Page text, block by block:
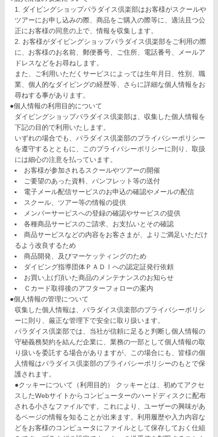
ダイビングショップパラダイス倶楽部はお客様がスクールや
ツアーにお申し込みの際、商品をご購入の際等に、適法且つ公
正にお客様の同意の上で、情報を収集します。
お客様がダイビングショップパラダイス倶楽部をご利用の際
に、お客様のお名前、郵便番号、ご住所、電話番号、メールア
ドレスなどをお尋ねします。
また、ご利用いただくサービスによっては生年月日、性別、職
業、個人的なダイビングの経歴等、さらに詳細な個人情報をお
尋ねする事があります。
●個人情報の利用目的について
ダイビングショップパラダイス倶楽部は、収集した個人情報を
下記の目的で利用いたします。
いずれの場合でも、パラダイス倶楽部のプライバシーポリシー
を遵守するとともに、このプライバシーポリシーに則り、取扱
には細心の注意を払っています。
お客様が参加されるスクールやツアーの開催
ご要望のあった資料、パンフレット等の送付
電子メール配信サービスのお申込の確認やメールの配信
スクール、ツアー等の情報の提供
メンバーサービスへの登録の確認やサービスの提供
各種商品サービスのご請求、お支払いとその確認
商品サービスなどの内容をお客さまが、よりご満足いただけ
るよう改良するため
商品開発、及びマーケッティングのため
ダイビング指導団体ＰＡＤⅠへの認定証発行依頼
お買い上げ頂いた商品のメンテナンスのお知らせ
Ｃカード取得後のアフターフォローの案内
●個人情報の管理について
収集した個人情報は、パラダイス倶楽部のプライバシーポリシ
ーに則り、厳正な管理下で安全に取り扱います。
パラダイス倶楽部では、当社が信頼に足ると判断し個人情報の
守秘義務契約を結んだ企業に、業務の一部として個人情報の取
り扱いを委託する場合がありますが、この場合にも、皆様の個
人情報はパラダイス倶楽部のプライバシーポリシーのもとで保
護されます。
●クッキーについて（利用目的） クッキーとは、初めてアクセ
スしたWebサイトからコンピューターのハードディスクに配布
される小さなファイルです。これにより、ユーザーの興味があ
るページの情報を知ることが出来ます。利用履歴や入力内容な
どをお客様のコンピュータにファイルとして保存しておく仕組